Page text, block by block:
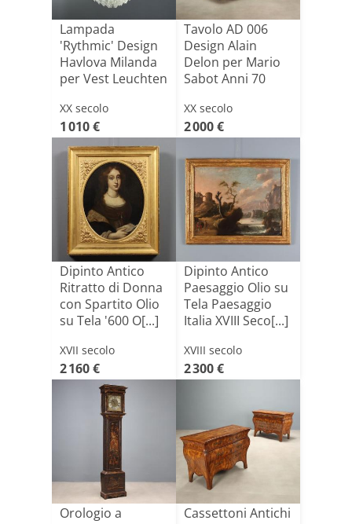
Lampada
'Rythmic' Design
Havlova Milanda
per Vest Leuchten
XX secolo
1 010 €
Tavolo AD 006
Design Alain
Delon per Mario
Sabot Anni 70
XX secolo
2 000 €
Dipinto Antico
Ritratto di Donna
con Spartito Olio
su Tela '600 O[...]
XVII secolo
2 160 €
Dipinto Antico
Paesaggio Olio su
Tela Paesaggio
Italia XVIII Seco[...]
XVIII secolo
2 300 €
Orologio a
Cassettoni Antichi